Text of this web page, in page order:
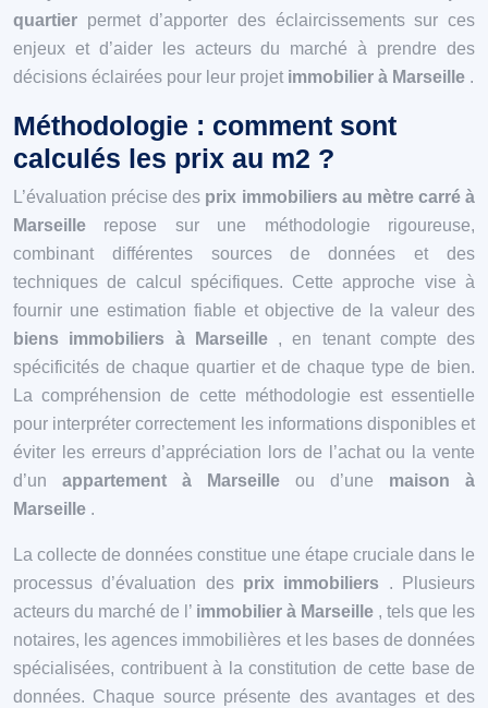
quartier permet d’apporter des éclaircissements sur ces
enjeux et d’aider les acteurs du marché à prendre des
décisions éclairées pour leur projet immobilier à Marseille .
Méthodologie : comment sont
calculés les prix au m2 ?
L’évaluation précise des prix immobiliers au mètre carré à
Marseille repose sur une méthodologie rigoureuse,
combinant différentes sources de données et des
techniques de calcul spécifiques. Cette approche vise à
fournir une estimation fiable et objective de la valeur des
biens immobiliers à Marseille , en tenant compte des
spécificités de chaque quartier et de chaque type de bien.
La compréhension de cette méthodologie est essentielle
pour interpréter correctement les informations disponibles et
éviter les erreurs d’appréciation lors de l’achat ou la vente
d’un appartement à Marseille ou d’une maison à
Marseille .
La collecte de données constitue une étape cruciale dans le
processus d’évaluation des prix immobiliers . Plusieurs
acteurs du marché de l’ immobilier à Marseille , tels que les
notaires, les agences immobilières et les bases de données
spécialisées, contribuent à la constitution de cette base de
données. Chaque source présente des avantages et des